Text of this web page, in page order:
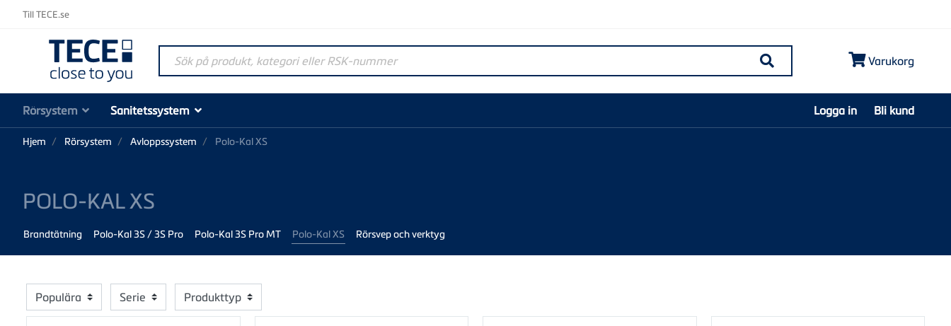
Till TECE.se
Sök på produkt, kategori eller RSK-nummer
Søk
Varukorg
Rörsystem Sanitetssystem Logga in Bli kund
Hjem Rörsystem Avloppssystem Polo-Kal XS
POLO-KAL XS
Brandtätning Polo-Kal 3S / 3S Pro Polo-Kal 3S Pro MT Polo-Kal XS Rörsvep och verktyg
Populära Serie Produkttyp